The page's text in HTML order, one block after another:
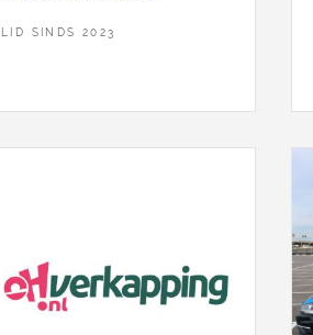
LID SINDS 2023